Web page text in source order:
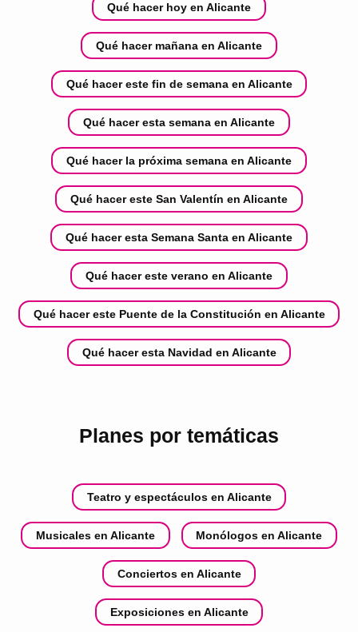
Qué hacer hoy en Alicante
Qué hacer mañana en Alicante
Qué hacer este fin de semana en Alicante
Qué hacer esta semana en Alicante
Qué hacer la próxima semana en Alicante
Qué hacer este San Valentín en Alicante
Qué hacer esta Semana Santa en Alicante
Qué hacer este verano en Alicante
Qué hacer este Puente de la Constitución en Alicante
Qué hacer esta Navidad en Alicante
Planes por temáticas
Teatro y espectáculos en Alicante
Musicales en Alicante Monólogos en Alicante
Conciertos en Alicante
Exposiciones en Alicante